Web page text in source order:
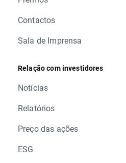
Contactos
Sala de Imprensa
Relação com investidores
Notícias
Relatórios
Preço das ações
ESG